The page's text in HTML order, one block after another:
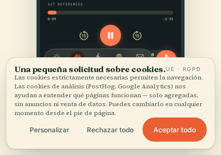
Una pequeña solicitud sobre cookies.UE · RGPD
Las cookies estrictamente necesarias permiten la navegación.
Las cookies de análisis (PostHog, Google Analytics) nos
ayudan a entender qué páginas funcionan — solo agregadas,
sin anuncios ni venta de datos. Puedes cambiarlo en cualquier
momento desde el pie de página.
Personalizar Rechazar todo Aceptar todo